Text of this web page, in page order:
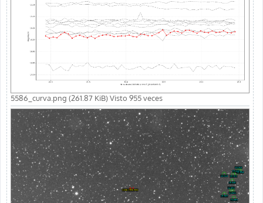
5586_curva.png (261.87 KiB) Visto 955 veces